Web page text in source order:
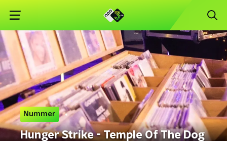
Nummer
Hunger Strike - Temple Of The Dog